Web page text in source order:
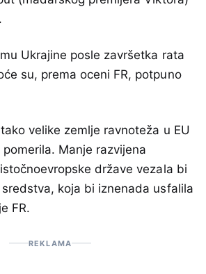
Ukrajine posle završetka rata
su, prema oceni FR, potpuno
velike zemlje ravnoteža u EU
Manje razvijena
države vezala bi
koja bi iznenada usfalila
FR.
REKLAMA